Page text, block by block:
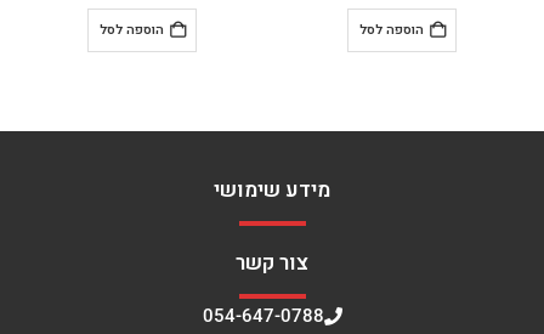
הוספה לסל הוספה לסל
מידע שימושי
צור קשר
054-647-0788